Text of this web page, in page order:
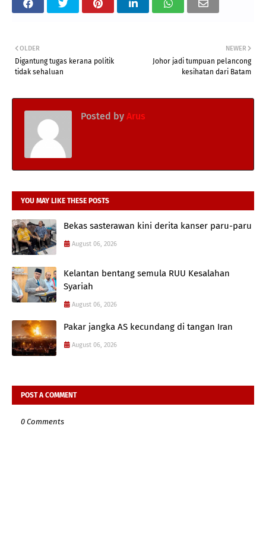
NEWER
Johor jadi tumpuan pelancong
kesihatan dari Batam
OLDER
Digantung tugas kerana politik
tidak sehaluan
Posted by Arus
YOU MAY LIKE THESE POSTS
Bekas sasterawan kini derita kanser paru-paru
August 06, 2026
Kelantan bentang semula RUU Kesalahan
Syariah
August 06, 2026
Pakar jangka AS kecundang di tangan Iran
August 06, 2026
POST A COMMENT
0 Comments